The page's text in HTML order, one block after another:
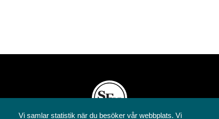
Vi samlar statistik när du besöker vår webbplats. Vi